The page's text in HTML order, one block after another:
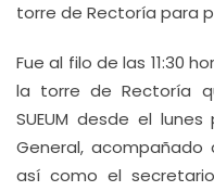
torre de Rectoría para
Fue al filo de las 11:30
la torre de Rectoría
SUEUM desde el
General, acompañado
así como el